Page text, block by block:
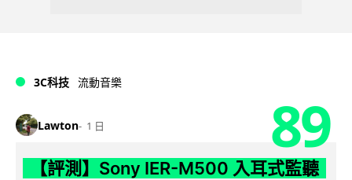
3C科技 流動音樂
Lawton 1 日 89
【評測】Sony IER-M500 入耳式監聽